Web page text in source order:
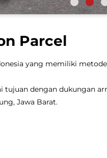
Parcel
yang memiliki
tujuan dengan dukungan
Jawa Barat.